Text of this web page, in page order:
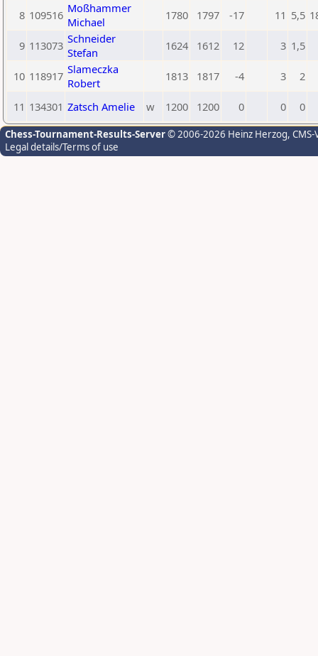
8 109516 Moßhammer
Michael
1780 1797 -17 11 5,5
9 113073 Schneider
Stefan
1624 1612 12 3 1,5
10 118917 Slameczka
Robert
1813 1817 -4 3 2
11 134301 Zatsch Amelie w 1200 1200 0 0 0
Chess-Tournament-Results-Server© 2006-2026 Heinz Herzog,
Legal details/Terms of use